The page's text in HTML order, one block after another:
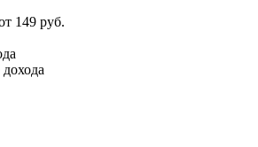
149 руб.